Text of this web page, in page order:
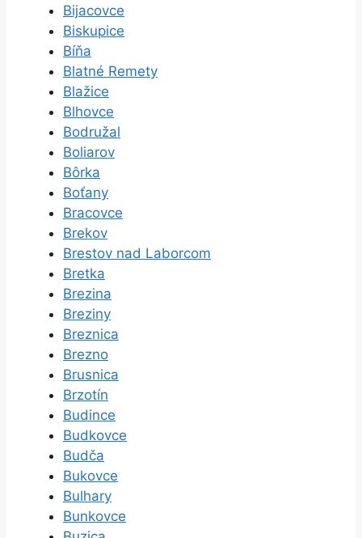
Bijacovce
Biskupice
Bíňa
Blatné Remety
Blažice
Blhovce
Bodružal
Boliarov
Bôrka
Boťany
Bracovce
Brekov
Brestov nad Laborcom
Bretka
Brezina
Breziny
Breznica
Brezno
Brusnica
Brzotín
Budince
Budkovce
Budča
Bukovce
Bulhary
Bunkovce